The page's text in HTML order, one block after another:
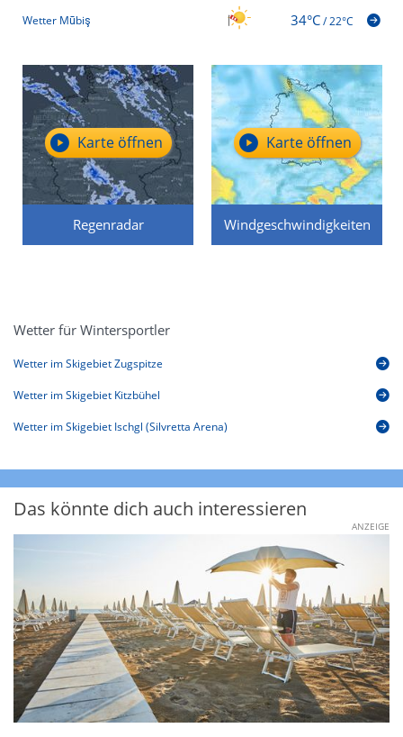
Wetter Mūbiş 34°C/22°C
Regenradar
Karte öffnen
Windgeschwindigkeiten
Karte öffnen
Wetter für Wintersportler
Wetter im Skigebiet Zugspitze
Wetter im Skigebiet Kitzbühel
Wetter im Skigebiet Ischgl (Silvretta Arena)
Das könnte dich auch interessieren
ANZEIGE